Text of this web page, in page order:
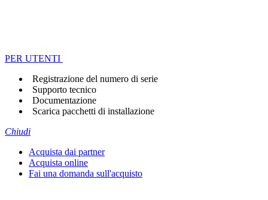
PER UTENTI
Registrazione del numero di serie
Supporto tecnico
Documentazione
Scarica pacchetti di installazione
Chiudi
Acquista dai partner
Acquista online
Fai una domanda sull'acquisto